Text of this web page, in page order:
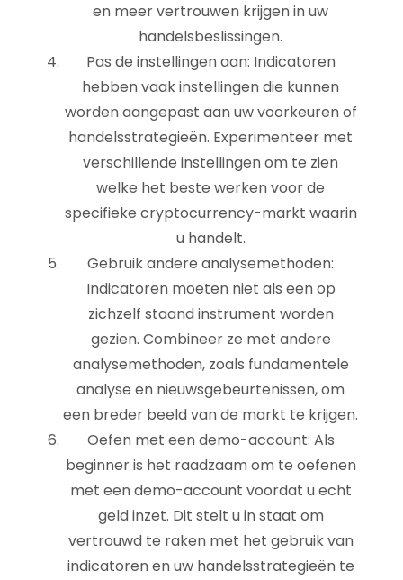
en meer vertrouwen krijgen in uw
handelsbeslissingen.
Pas de instellingen aan: Indicatoren
hebben vaak instellingen die kunnen
worden aangepast aan uw voorkeuren of
handelsstrategieën. Experimenteer met
verschillende instellingen om te zien
welke het beste werken voor de
specifieke cryptocurrency-markt waarin
u handelt.
Gebruik andere analysemethoden:
Indicatoren moeten niet als een op
zichzelf staand instrument worden
gezien. Combineer ze met andere
analysemethoden, zoals fundamentele
analyse en nieuwsgebeurtenissen, om
een breder beeld van de markt te krijgen.
Oefen met een demo-account: Als
beginner is het raadzaam om te oefenen
met een demo-account voordat u echt
geld inzet. Dit stelt u in staat om
vertrouwd te raken met het gebruik van
indicatoren en uw handelsstrategieën te